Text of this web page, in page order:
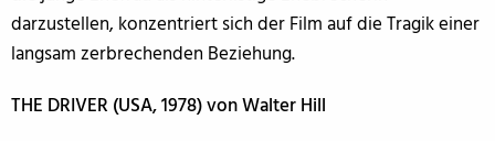
darzustellen, konzentriert sich der Film auf die Tragik einer
langsam zerbrechenden Beziehung.
THE DRIVER (USA, 1978) von Walter Hill